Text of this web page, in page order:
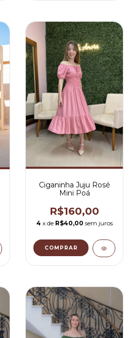
Ciganinha Juju Rosé
Mini Poá
R$160,00
4 x de R$40,00 sem juros
COMPRAR